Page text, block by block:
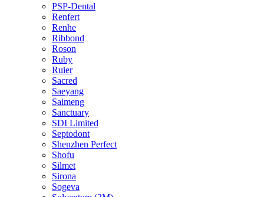
PSP-Dental
Renfert
Renhe
Ribbond
Roson
Ruby
Ruier
Sacred
Saeyang
Saimeng
Sanctuary
SDI Limited
Septodont
Shenzhen Perfect
Shofu
Silmet
Sirona
Sogeva